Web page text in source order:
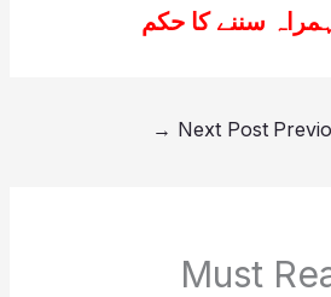
سننے کا حکم
Next Post
→
Must